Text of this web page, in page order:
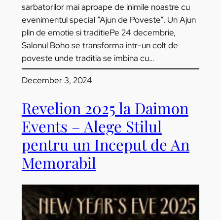
sarbatorilor mai aproape de inimile noastre cu
evenimentul special “Ajun de Poveste“. Un Ajun
plin de emotie si traditiePe 24 decembrie,
Salonul Boho se transforma intr-un colt de
poveste unde traditia se imbina cu…
December 3, 2024
Revelion 2025 la Daimon
Events – Alege Stilul
pentru un Inceput de An
Memorabil